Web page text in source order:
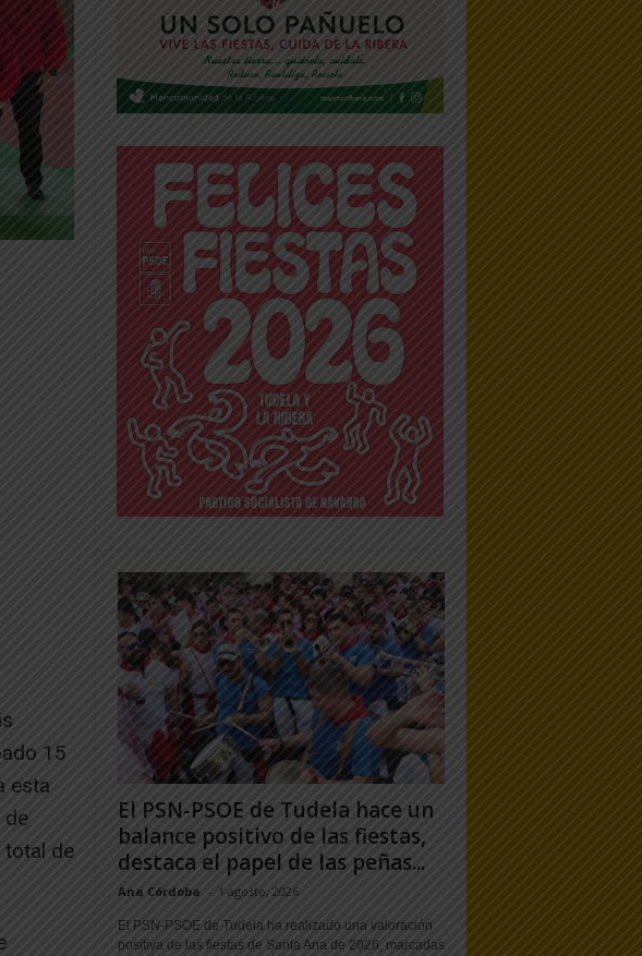
15
esta
de
total de
El PSN-PSOE de Tudela hace un
balance positivo de las fiestas,
destaca el papel de las peñas...
Ana Córdoba - 1 agosto, 2026
El PSN-PSOE de Tudela ha realizado una valoración
positiva de las fiestas de Santa Ana de 2026, marcadas